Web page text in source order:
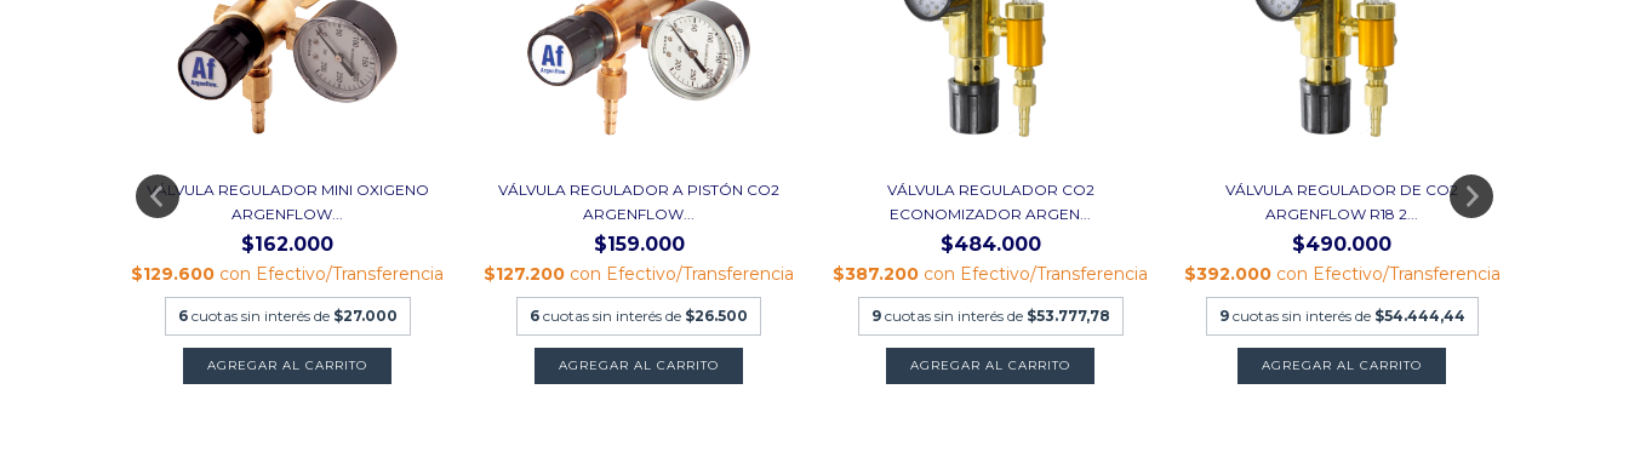
VÁLVULA REGULADOR MINI OXIGENO
ARGENFLOW...
$162.000
$129.600 con Efectivo/Transferencia
6 cuotas sin interés de $27.000
VÁLVULA REGULADOR A PISTÓN CO2
ARGENFLOW...
$159.000
$127.200 con Efectivo/Transferencia
6 cuotas sin interés de $26.500
VÁLVULA REGULADOR CO2
ECONOMIZADOR ARGEN...
$484.000
$387.200 con Efectivo/Transferencia
9 cuotas sin interés de $53.777,78
VÁLVULA REGULADOR DE CO2
ARGENFLOW R18 2...
$490.000
$392.000 con Efectivo/Transferencia
9 cuotas sin interés de $54.444,44